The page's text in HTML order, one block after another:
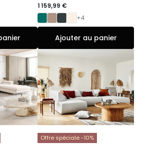
1 159,99 €
+4
Ajouter au panier
Offre spéciale -10%